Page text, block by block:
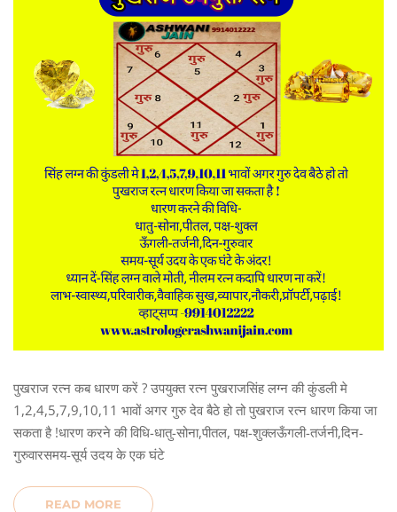
पुखराज रत्न कब धारण करें ? उपयुक्त रत्न पुखराजसिंह लग्न की कुंडली मे
1,2,4,5,7,9,10,11 भावों अगर गुरु देव बैठे हो तो पुखराज रत्न धारण किया जा
सकता है !धारण करने की विधि-धातु-सोना,पीतल, पक्ष-शुक्लऊँगली-तर्जनी,दिन-
गुरुवारसमय-सूर्य उदय के एक घंटे
READ MORE